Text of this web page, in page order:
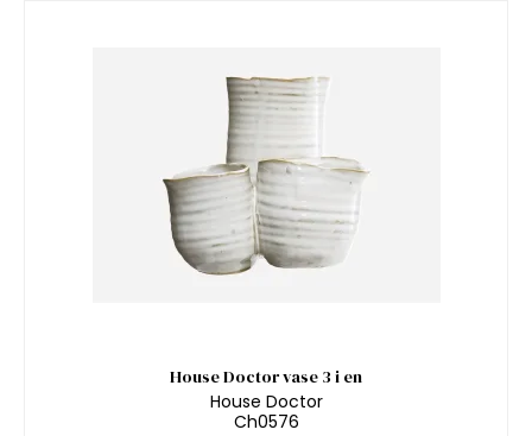
House Doctor vase 3 i en
House Doctor
Ch0576